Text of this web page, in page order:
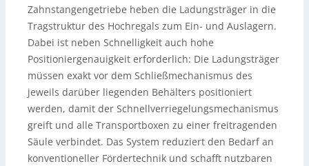
Zahnstangengetriebe heben die Ladungsträger in die
Tragstruktur des Hochregals zum Ein- und Auslagern.
Dabei ist neben Schnelligkeit auch hohe
Positioniergenauigkeit erforderlich: Die Ladungsträger
müssen exakt vor dem Schließmechanismus des
jeweils darüber liegenden Behälters positioniert
werden, damit der Schnellverriegelungsmechanismus
greift und alle Transportboxen zu einer freitragenden
Säule verbindet. Das System reduziert den Bedarf an
konventioneller Fördertechnik und schafft nutzbaren